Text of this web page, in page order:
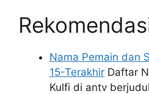
Nama Pemain dan
15-Terakhir Daftar
Kulfi di antv